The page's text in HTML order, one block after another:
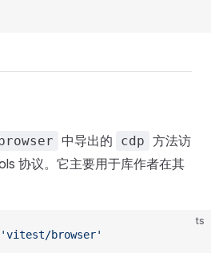
中导出的 cdp 方法访
协议。它主要用于库作者在其
ts
'vitest/browser'